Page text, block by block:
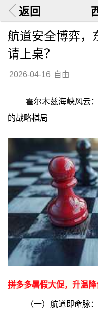
返回
航道安全博弈，
请上桌？
2026-04-16 自由
霍尔木兹海峡风云
的战略棋局
拼多多暑假大促，升温
（一）航道即命脉